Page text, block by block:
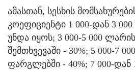
ამასთან, სესხის
კოეფიციენტი 1 000-დან 3
უნდა იყოს; 3 000-5 000
შემთხვევაში - 30%; 5 000-7
ფარგლებში - 40%; 7 000-